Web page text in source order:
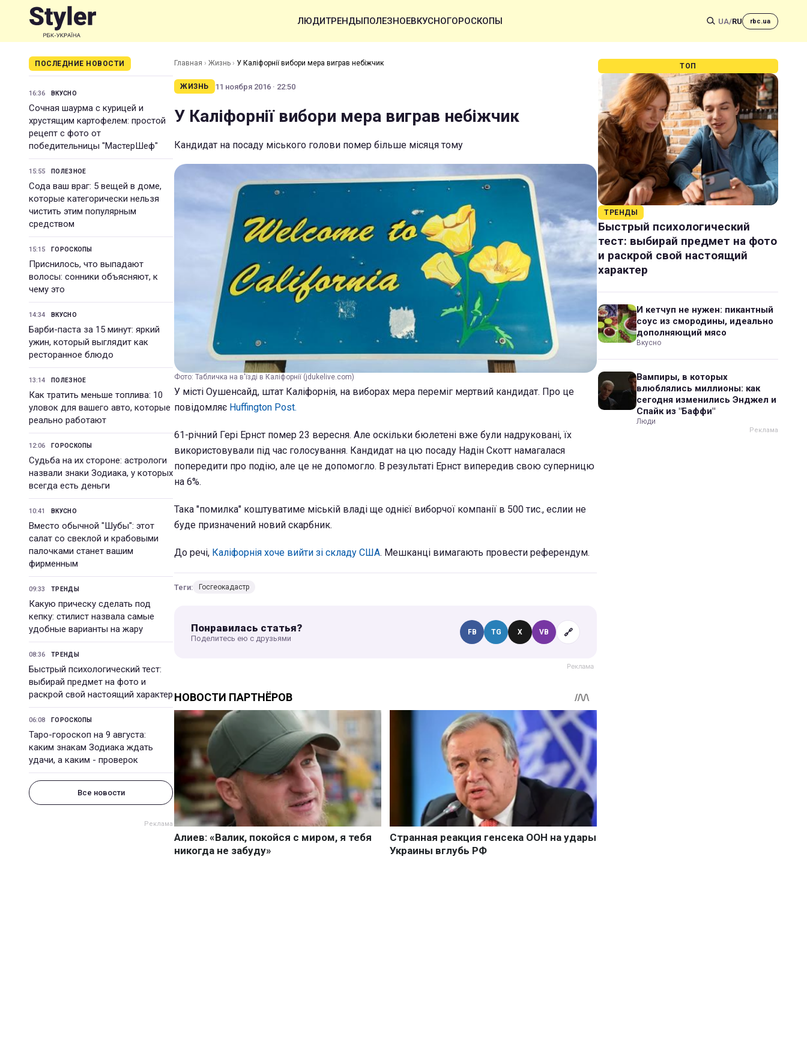
ЛЮДИТРЕНДЫПОЛЕЗНОЕВКУСНОГОРОСКОПЫ UA/RU rbc.ua
ПОСЛЕДНИЕ НОВОСТИ
16:36 ВКУСНО
Сочная шаурма с курицей и
хрустящим картофелем: простой
рецепт с фото от
победительницы "МастерШеф"
15:55 ПОЛЕЗНОЕ
Сода ваш враг: 5 вещей в доме,
которые категорически нельзя
чистить этим популярным
средством
15:15 ГОРОСКОПЫ
Приснилось, что выпадают
волосы: сонники объясняют, к
чему это
14:34 ВКУСНО
Барби-паста за 15 минут: яркий
ужин, который выглядит как
ресторанное блюдо
13:14 ПОЛЕЗНОЕ
Как тратить меньше топлива: 10
уловок для вашего авто, которые
реально работают
12:06 ГОРОСКОПЫ
Судьба на их стороне: астрологи
назвали знаки Зодиака, у которых
всегда есть деньги
10:41 ВКУСНО
Вместо обычной "Шубы": этот
салат со свеклой и крабовыми
палочками станет вашим
фирменным
09:33 ТРЕНДЫ
Какую прическу сделать под
кепку: стилист назвала самые
удобные варианты на жару
08:36 ТРЕНДЫ
Быстрый психологический тест:
выбирай предмет на фото и
раскрой свой настоящий характер
06:08 ГОРОСКОПЫ
Таро-гороскоп на 9 августа:
каким знакам Зодиака ждать
удачи, а каким - проверок
Все новости
Главная › Жизнь › У Каліфорнії вибори мера виграв небіжчик
ЖИЗНЬ 11 ноября 2016 · 22:50
У Каліфорнії вибори мера виграв небіжчик
Кандидат на посаду міського голови помер більше місяця тому
Фото: Табличка на в'їзді в Каліфорнії (jdukelive.com)
У місті Оушенсайд, штат Каліфорнія, на виборах мера переміг мертвий кандидат. Про це
повідомляє Huffington Post.
61-річний Гері Ернст помер 23 вересня. Але оскільки бюлетені вже були надруковані, їх
використовували під час голосування. Кандидат на цю посаду Надін Скотт намагалася
попередити про подію, але це не допомогло. В результаті Ернст випередив свою суперницю
на 6%.
Така "помилка" коштуватиме міській владі ще однієї виборчої компанії в 500 тис., еслии не
буде призначений новий скарбник.
До речі, Каліфорнія хоче вийти зі складу США. Мешканці вимагають провести референдум.
Теги: Госгеокадастр
Понравилась статья?
Поделитесь ею с друзьями
FB TG X VB 🔗
ТОП
ТРЕНДЫ
Быстрый психологический
тест: выбирай предмет на фото
и раскрой свой настоящий
характер
И кетчуп не нужен: пикантный
соус из смородины, идеально
дополняющий мясо
Вкусно
Вампиры, в которых
влюблялись миллионы: как
сегодня изменились Энджел и
Спайк из "Баффи"
Люди